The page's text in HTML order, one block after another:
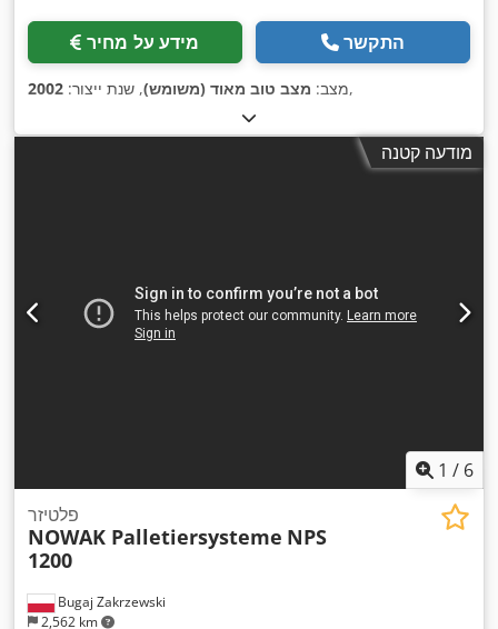
מידע על מחיר התקשר
מצב: מצב טוב מאוד (משומש), שנת ייצור: 2002 ,
מודעה קטנה
1 / 6
Bugaj Zakrzewski
2,562 km
פלטיזר
NOWAK Palletiersysteme NPS
1200